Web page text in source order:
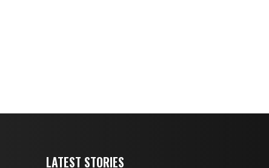
LATEST STORIES